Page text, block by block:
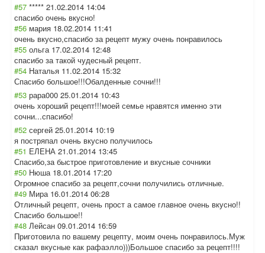
#57 ***** 21.02.2014 14:04
спасибо очень вкусно!
#56 мария 18.02.2014 11:41
очень вкусно,спасибо за рецепт мужу очень понравилось
#55 ольга 17.02.2014 12:48
спасибо за такой чудесный рецепт.
#54 Наталья 11.02.2014 15:32
Спасибо большое!!!Обалденные сочни!!!
#53 рара000 25.01.2014 10:43
очень хороший рецепт!!!моей семье нравятся именно эти
сочни...спасибо!
#52 сергей 25.01.2014 10:19
я постряпал очень вкусно получилось
#51 ЕЛЕНА 21.01.2014 13:45
Спасибо,за быстрое приготовление и вкусные сочники
#50 Нюша 18.01.2014 17:20
Огромное спасибо за рецепт,сочни получились отличные.
#49 Мира 16.01.2014 06:28
Отличный рецепт, очень прост а самое главное очень вкусно!!
Спасибо большое!!
#48 Лейсан 09.01.2014 16:59
Приготовила по вашему рецепту, моим очень понравилось.Муж
сказал вкусные как рафаэлло)))Большое спасибо за рецепт!!!!